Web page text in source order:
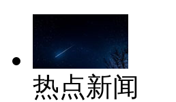
热点新闻